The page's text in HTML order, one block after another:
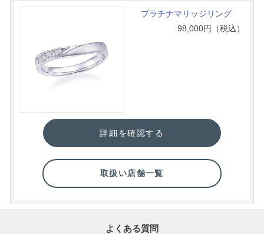
プラチナマリッジリング
98,000円（税込）
詳細を確認する
取扱い店舗一覧
よくある質問